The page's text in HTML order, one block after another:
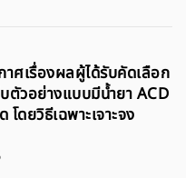
ศเรื่องผลผู้ได้รับคัดเลือก
วอย่างแบบมีน้ำยา ACD
ดยวิธีเฉพาะเจาะจง